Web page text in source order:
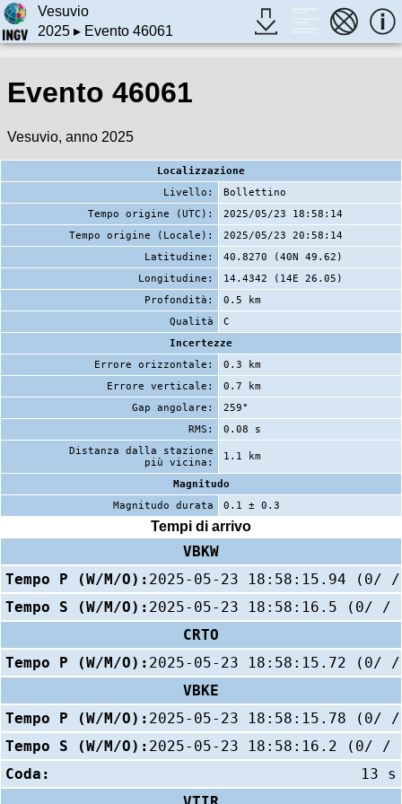
Vesuvio
2025▸ Evento 46061
Evento 46061
Vesuvio, anno 2025
Localizzazione
Livello:
Bollettino
Tempo origine (UTC):
2025/05/23 18:58:14
Tempo origine (Locale):
2025/05/23 20:58:14
Latitudine:
40.8270 (40N 49.62)
Longitudine:
14.4342 (14E 26.05)
Profondità:
0.5 km
Qualità
C
Incertezze
Errore orizzontale:
0.3 km
Errore verticale:
0.7 km
Gap angolare:
259°
RMS:
0.08 s
Distanza dalla stazione
più vicina:
1.1 km
Magnitudo
Magnitudo durata
0.1 ± 0.3
Tempi di arrivo
VBKW
Tempo P (W/M/O): 2025-05-23 18:58:15.94 (0/
Tempo S (W/M/O): 2025-05-23 18:58:16.5 (0/ /
CRTO
Tempo P (W/M/O): 2025-05-23 18:58:15.72 (0/
VBKE
Tempo P (W/M/O): 2025-05-23 18:58:15.78 (0/
Tempo S (W/M/O): 2025-05-23 18:58:16.2 (0/ /
Coda:
13 s